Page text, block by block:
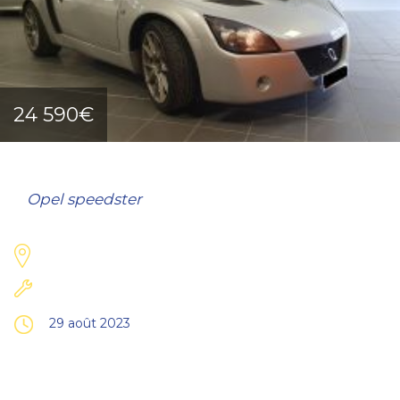
24 590€
Opel speedster
29 août 2023